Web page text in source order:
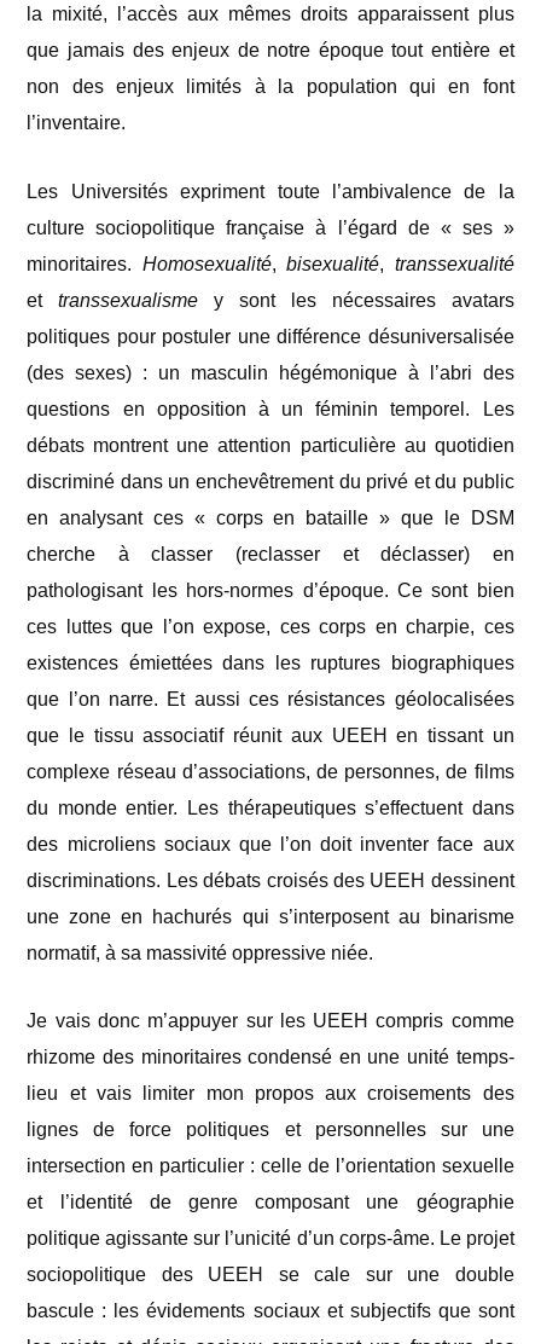
la mixité, l’accès aux mêmes droits apparaissent plus
que jamais des enjeux de notre époque tout entière et
non des enjeux limités à la population qui en font
l’inventaire.
Les Universités expriment toute l’ambivalence de la
culture sociopolitique française à l’égard de « ses »
minoritaires. Homosexualité,bisexualité, transsexualité
ettranssexualisme y sont les nécessaires avatars
politiques pour postuler une différence désuniversalisée
(des sexes) : un masculin hégémonique à l’abri des
questions en opposition à un féminin temporel. Les
débats montrent une attention particulière au quotidien
discriminé dans un enchevêtrement du privé et du public
en analysant ces « corps en bataille » que le DSM
cherche à classer (reclasser et déclasser) en
pathologisant les hors-normes d’époque. Ce sont bien
ces luttes que l’on expose, ces corps en charpie, ces
existences émiettées dans les ruptures biographiques
que l’on narre. Et aussi ces résistances géolocalisées
que le tissu associatif réunit aux UEEH en tissant un
complexe réseau d’associations, de personnes, de films
du monde entier. Les thérapeutiques s’effectuent dans
des microliens sociaux que l’on doit inventer face aux
discriminations. Les débats croisés des UEEH dessinent
une zone en hachurés qui s’interposent au binarisme
normatif, à sa massivité oppressive niée.
Je vais donc m’appuyer sur les UEEH compris comme
rhizome des minoritaires condensé en une unité temps-
lieu et vais limiter mon propos aux croisements des
lignes de force politiques et personnelles sur une
intersection en particulier : celle de l’orientation sexuelle
et l’identité de genre composant une géographie
politique agissante sur l’unicité d’un corps-âme. Le projet
sociopolitique des UEEH se cale sur une double
bascule : les évidements sociaux et subjectifs que sont